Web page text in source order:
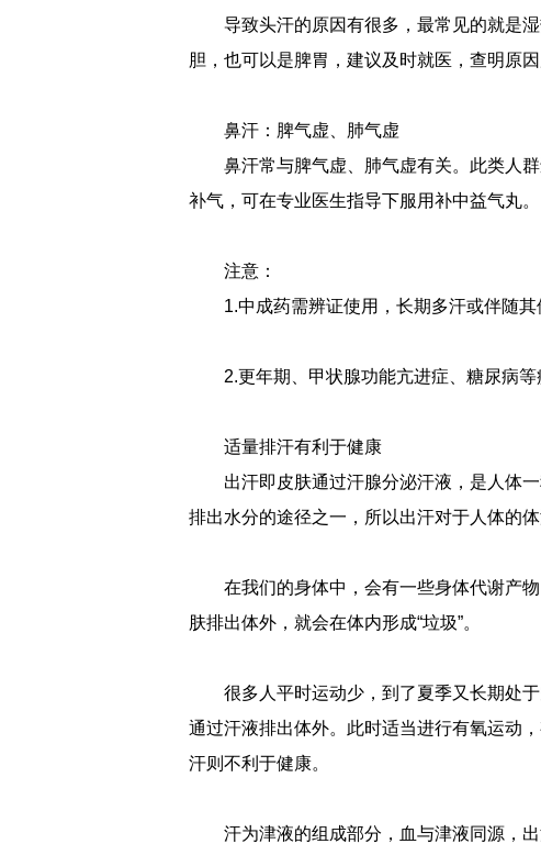
导致头汗的原因有很多，最常见的就是
胆，也可以是脾胃，建议及时就医，查明原因
鼻汗：脾气虚、肺气虚
鼻汗常与脾气虚、肺气虚有关。此类人
补气，可在专业医生指导下服用补中益气丸。
注意：
1.中成药需辨证使用，长期多汗或伴随
2.更年期、甲状腺功能亢进症、糖尿病
适量排汗有利于健康
出汗即皮肤通过汗腺分泌汗液，是人体
排出水分的途径之一，所以出汗对于人体的
在我们的身体中，会有一些身体代谢产
肤排出体外，就会在体内形成“垃圾”。
很多人平时运动少，到了夏季又长期处
通过汗液排出体外。此时适当进行有氧运动
汗则不利于健康。
汗为津液的组成部分，血与津液同源，